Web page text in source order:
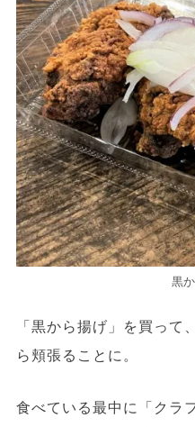
黒
「黒から揚げ」を買って
ら頬張ることに。
食べている最中に「クラ